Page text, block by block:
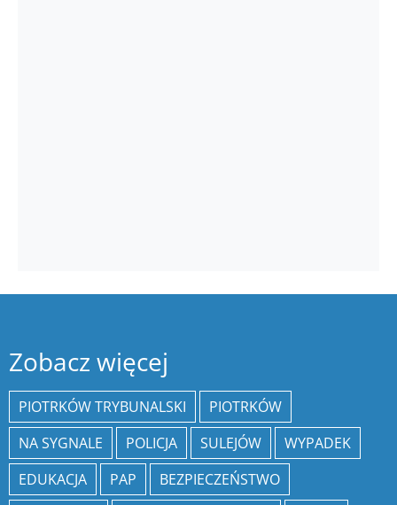
Zobacz więcej
PIOTRKÓW TRYBUNALSKI
PIOTRKÓW
NA SYGNALE
POLICJA SULEJÓW
WYPADEK
EDUKACJA
PAP
BEZPIECZEŃSTWO